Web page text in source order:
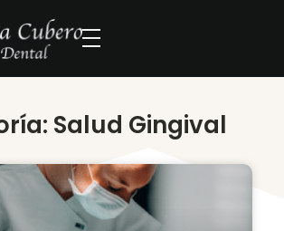
Salud Gingival